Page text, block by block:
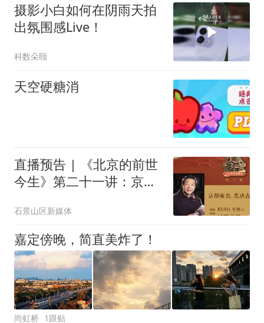
摄影小白如何在阴雨天拍
出氛围感Live！
科数朵颐
天空硬糖消
直播预告 | 《北京的前世
今生》第二十一讲：京都
石景山区新媒体
嘉定傍晚，简直美炸了！
尚虹桥 1跟贴